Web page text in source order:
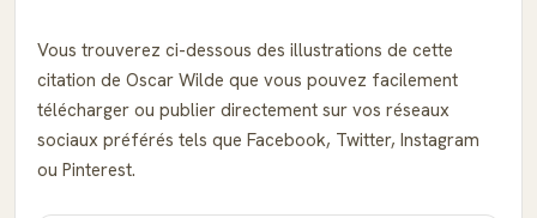
Vous trouverez ci-dessous des illustrations de cette
citation de Oscar Wilde que vous pouvez facilement
télécharger ou publier directement sur vos réseaux
sociaux préférés tels que Facebook, Twitter, Instagram
ou Pinterest.